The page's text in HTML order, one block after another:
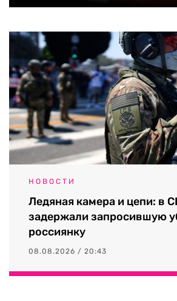
НОВОСТИ
Ледяная камера и цепи: в
задержали запросившую
россиянку
08.08.2026 / 20:43